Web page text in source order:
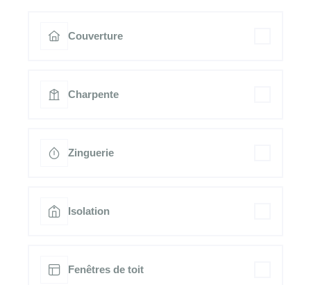
Couverture
Charpente
Zinguerie
Isolation
Fenêtres de toit